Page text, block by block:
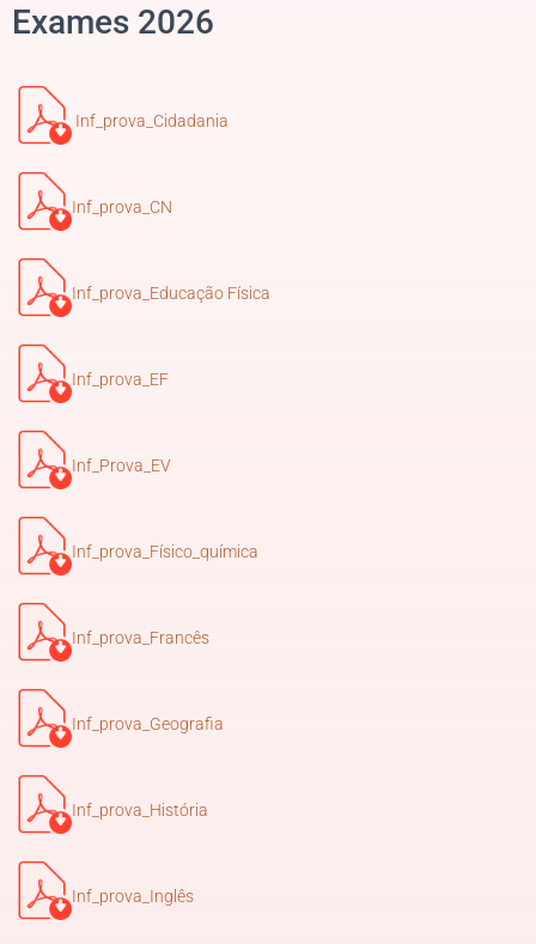
Exames 2026
Inf_prova_Cidadania
Inf_prova_CN
Inf_prova_Educação Física
Inf_prova_EF
Inf_Prova_EV
Inf_prova_Físico_química
Inf_prova_Francês
Inf_prova_Geografia
Inf_prova_História
Inf_prova_Inglês